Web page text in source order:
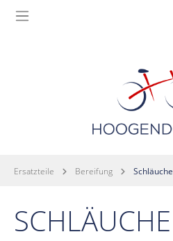
Ersatzteile Bereifung Schläuche
SCHLÄUCHE